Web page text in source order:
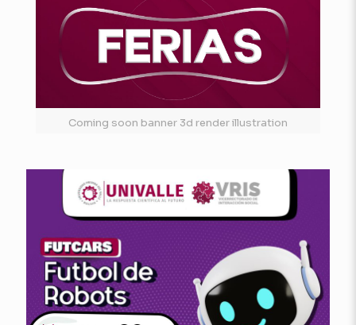
Coming soon banner 3d render illustration